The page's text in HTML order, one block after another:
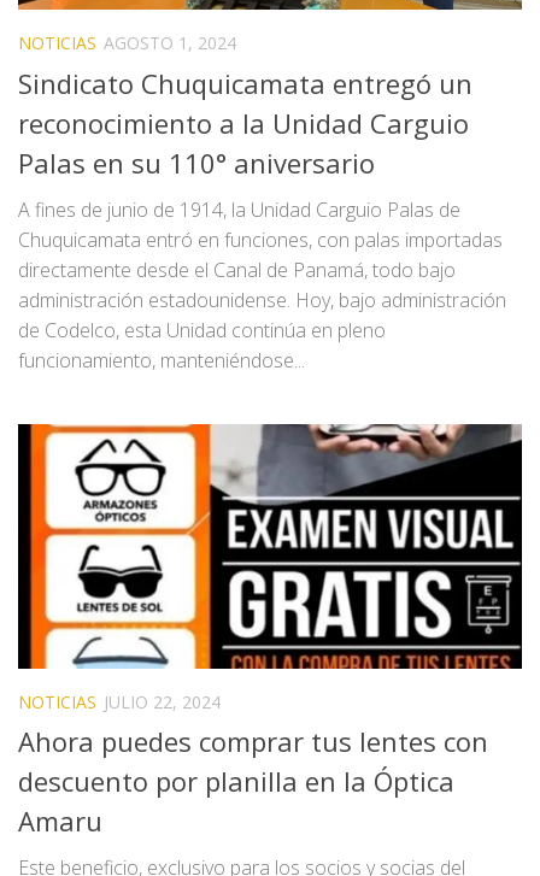
NOTICIAS AGOSTO 1, 2024
Sindicato Chuquicamata entregó un
reconocimiento a la Unidad Carguio
Palas en su 110° aniversario
A fines de junio de 1914, la Unidad Carguio Palas de
Chuquicamata entró en funciones, con palas importadas
directamente desde el Canal de Panamá, todo bajo
administración estadounidense. Hoy, bajo administración
de Codelco, esta Unidad continúa en pleno
funcionamiento, manteniéndose...
NOTICIAS JULIO 22, 2024
Ahora puedes comprar tus lentes con
descuento por planilla en la Óptica
Amaru
Este beneficio, exclusivo para los socios y socias del